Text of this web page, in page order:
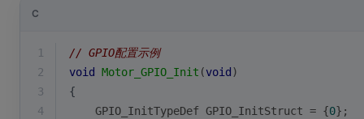
C
1
// GPIO配置示例
2
void Motor_GPIO_Init (void )
3
{
4
    GPIO_InitTypeDef GPIO_InitStruct = {
0};